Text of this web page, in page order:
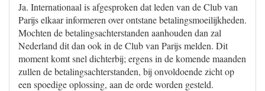
Ja. Internationaal is afgesproken dat leden van de Club van
Parijs elkaar informeren over ontstane betalingsmoeilijkheden.
Mochten de betalingsachterstanden aanhouden dan zal
Nederland dit dan ook in de Club van Parijs melden. Dit
moment komt snel dichterbij; ergens in de komende maanden
zullen de betalingsachterstanden, bij onvoldoende zicht op
een spoedige oplossing, aan de orde worden gesteld.